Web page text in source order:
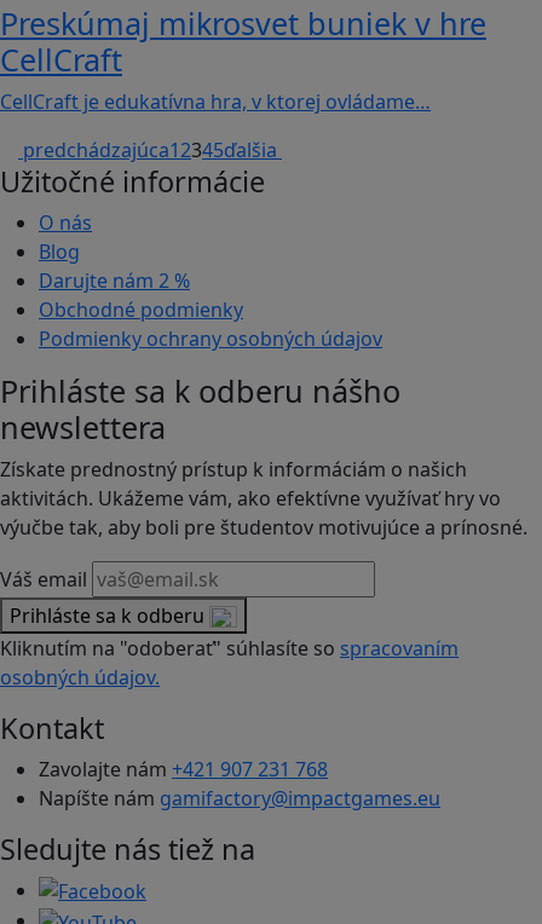
Preskúmaj mikrosvet buniek v hre
CellCraft
CellCraft je edukatívna hra, v ktorej ovládame…
predchádzajúca12345ďalšia
Užitočné informácie
O nás
Blog
Darujte nám 2 %
Obchodné podmienky
Podmienky ochrany osobných údajov
Prihláste sa k odberu nášho
newslettera
Získate prednostný prístup k informáciám o našich
aktivitách. Ukážeme vám, ako efektívne využívať hry vo
výučbe tak, aby boli pre študentov motivujúce a prínosné.
Váš email
Prihláste sa k odberu
Kliknutím na "odoberať" súhlasíte so spracovaním
osobných údajov.
Kontakt
Zavolajte nám +421 907 231 768
Napíšte nám gamifactory@impactgames.eu
Sledujte nás tiež na